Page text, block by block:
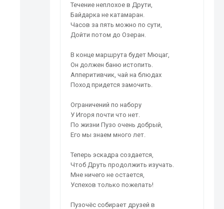
Течение неплохое в Друти,
Байдарка не катамаран.
Часов за пять можно по сути,
Дойти потом до Озеран.
В конце маршрута будет Мюцаг,
Он должен баню истопить.
Апперитивчик, чай на блюдах
Поход придется замочить.
Ограничений по набору
У Игоря почти что нет.
По жизни Пузо очень добрый,
Его мы знаем много лет.
Теперь эскадра создается,
Чтоб Друть продолжить изучать.
Мне ничего не остается,
Успехов только пожелать!
Пузочёс собирает друзей в